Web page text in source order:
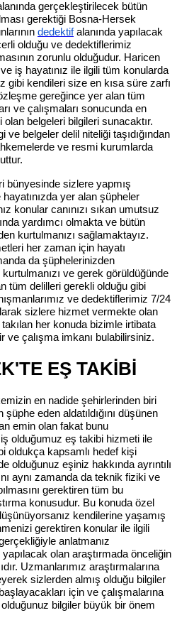
gerçekleştirilecek bütün
gerektiği Bosna-Hersek
dedektifalanında yapılacak
olduğu ve dedektiflerimiz
zorunlu olduğudur. Haricen
iş hayatınız ile ilgili tüm konularda
gibi kendileri size en kısa süre zarfı
gereğince yer alan tüm
ve çalışmaları sonucunda en
belgeleri bilgileri sunacaktır.
belgeler delil niteliği taşıdığından
ve resmi kurumlarda
bünyesinde sizlere yapmış
yer alan şüpheler
konular canınızı sıkan umutsuz
yardımcı olmakta ve bütün
kurtulmanızı sağlamaktayız.
her zaman için hayatı
da şüphelerinizden
ve gerek görüldüğünde
tüm delilleri gerekli olduğu gibi
ve dedektiflerimiz 7/24
sizlere hizmet vermekte olan
her konuda bizimle irtibata
ve çalışma imkanı bulabilirsiniz.
EŞ TAKİBİ
en nadide şehirlerinden biri
eden aldatıldığını düşünen
emin olan fakat bunu
olduğumuz eş takibi hizmeti ile
oldukça kapsamlı hedef kişi
olduğunuz eşiniz hakkında ayrıntılı
aynı zamanda da teknik fiziki ve
gerektiren tüm bu
konusudur. Bu konuda özel
kendilerine yaşamış
gerektiren konular ile ilgili
anlatmanız
olan araştırmada önceliğin
Uzmanlarımız araştırmalarına
sizlerden almış olduğu bilgiler
için ve çalışmalarına
bilgiler büyük bir önem